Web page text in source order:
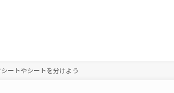
ートやシートを分けよう